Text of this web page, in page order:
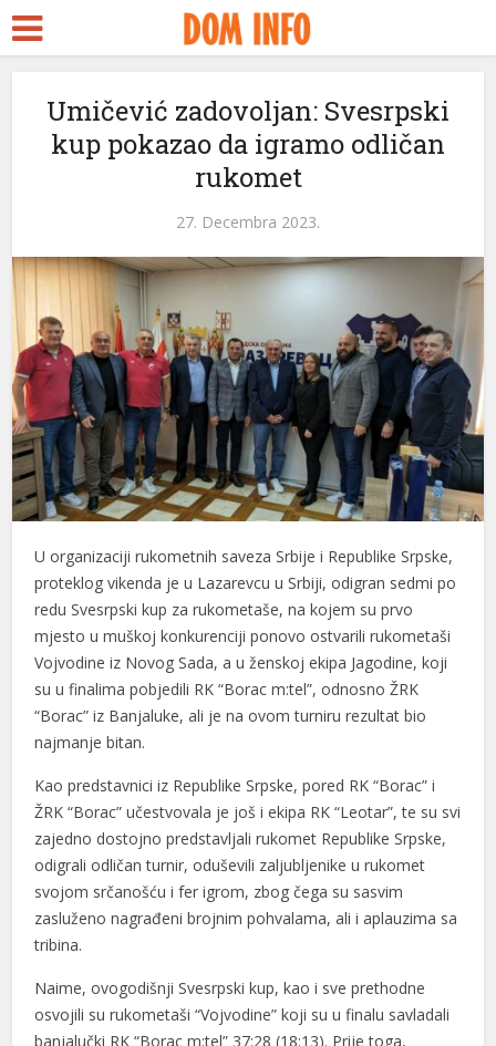
Umičević zadovoljan: Svesrpski
kup pokazao da igramo odličan
rukomet
27. Decembra 2023.
U organizaciji rukometnih saveza Srbije i Republike Srpske,
proteklog vikenda je u Lazarevcu u Srbiji, odigran sedmi po
redu Svesrpski kup za rukometaše, na kojem su prvo
mjesto u muškoj konkurenciji ponovo ostvarili rukometaši
Vojvodine iz Novog Sada, a u ženskoj ekipa Jagodine, koji
su u finalima pobjedili RK “Borac m:tel”, odnosno ŽRK
“Borac” iz Banjaluke, ali je na ovom turniru rezultat bio
najmanje bitan.
Kao predstavnici iz Republike Srpske, pored RK “Borac” i
ŽRK “Borac” učestvovala je još i ekipa RK “Leotar”, te su svi
zajedno dostojno predstavljali rukomet Republike Srpske,
odigrali odličan turnir, oduševili zaljubljenike u rukomet
svojom srčanošću i fer igrom, zbog čega su sasvim
zasluženo nagrađeni brojnim pohvalama, ali i aplauzima sa
tribina.
Naime, ovogodišnji Svesrpski kup, kao i sve prethodne
osvojili su rukometaši “Vojvodine” koji su u finalu savladali
banjalučki RK “Borac m:tel” 37:28 (18:13). Prije toga,